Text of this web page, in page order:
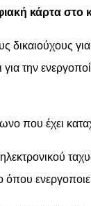
κάρτα στο
δικαιούχους
την
που έχει